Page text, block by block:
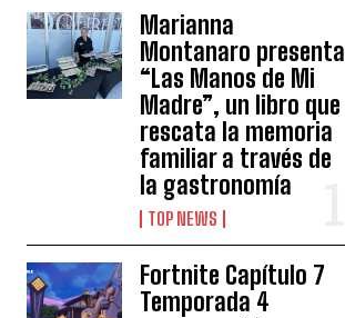
Marianna
Montanaro presenta
“Las Manos de Mi
Madre”, un libro que
rescata la memoria
familiar a través de
la gastronomía
TOP NEWS
Fortnite Capítulo 7
Temporada 4